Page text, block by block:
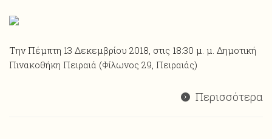
Την Πέμπτη 13 Δεκεμβρίου 2018, στις 18:30 μ. μ. Δημοτική
Πινακοθήκη Πειραιά (Φίλωνος 29, Πειραιάς)
Περισσότερα